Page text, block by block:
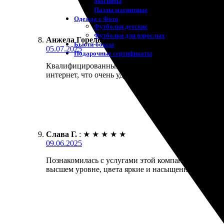
Пазлы магнитные
Одежда с Фото
Футболки детские
Футболки для взрослых
Бьюти-боксы
Подарочные сертификаты
Анжела Горелова : ★ ★ ★ ★ ★
05.07.2025
Квалифицированный сервис, который приятно
интернет, что очень удобно. Заказ доставили в
Слава Г. : ★ ★ ★ ★ ★
09.06.2025
Познакомилась с услугами этой компании по
высшем уровне, цвета яркие и насыщенные.